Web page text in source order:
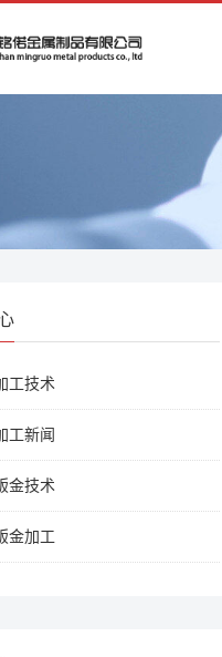
工技术
工新闻
金技术
金加工